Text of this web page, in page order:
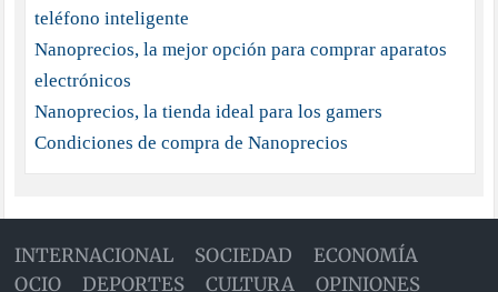
teléfono inteligente
Nanoprecios, la mejor opción para comprar aparatos
electrónicos
Nanoprecios, la tienda ideal para los gamers
Condiciones de compra de Nanoprecios
INTERNACIONAL SOCIEDAD
ECONOMÍA
OCIO
DEPORTES CULTURA
OPINIONES